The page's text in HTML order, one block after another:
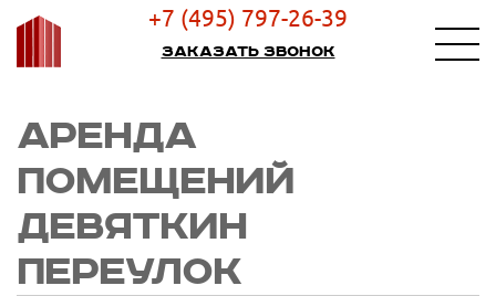
+7 (495) 797-26-39
Заказать звонок
АРЕНДА
ПОМЕЩЕНИЙ
ДЕВЯТКИН
ПЕРЕУЛОК